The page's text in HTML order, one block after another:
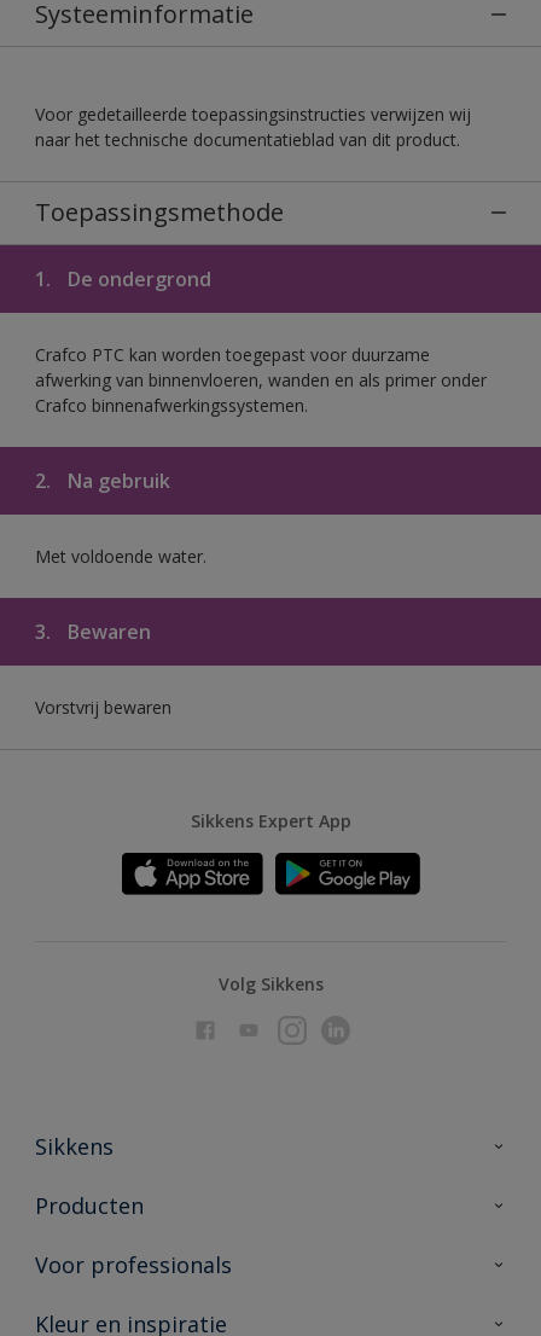
Systeeminformatie
Voor gedetailleerde toepassingsinstructies verwijzen wij
naar het technische documentatieblad van dit product.
Toepassingsmethode
1. De ondergrond
Crafco PTC kan worden toegepast voor duurzame
afwerking van binnenvloeren, wanden en als primer onder
Crafco binnenafwerkingssystemen.
2. Na gebruik
Met voldoende water.
3. Bewaren
Vorstvrij bewaren
Sikkens Expert App
Volg Sikkens
Sikkens
Over Sikkens
Duurzaamheid
Producten
Producten voor binnen
Vind je verkooppunt
Voor professionals
Advies & service
Kleur en inspiratie